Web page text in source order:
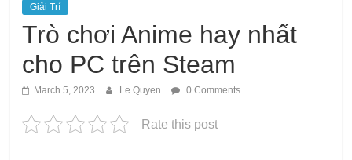
Giải Trí
Trò chơi Anime hay nhất
cho PC trên Steam
March 5, 2023 Le Quyen 0 Comments
Rate this post